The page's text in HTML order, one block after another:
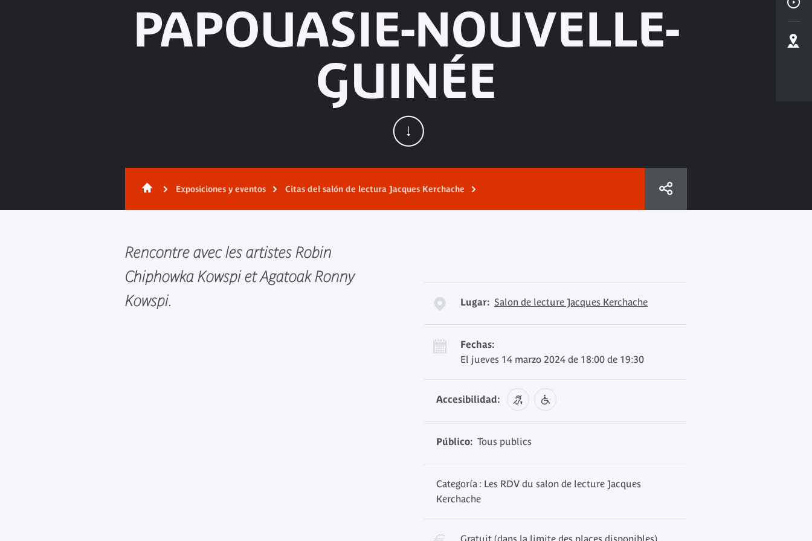
PAPOUASIE-NOUVELLE-
GUINÉE
Exposiciones y eventos Citas del salón de lectura Jacques Kerchache
Rencontre avec les artistes Robin
Chiphowka Kowspi et Agatoak Ronny
Kowspi.
Lugar: Salon de lecture Jacques Kerchache
Fechas:
El jueves 14 marzo 2024 de 18:00 de 19:30
Accesibilidad:
Público: Tous publics
Categoría : Les RDV du salon de lecture Jacques
Kerchache
Gratuit (dans la limite des places disponibles)